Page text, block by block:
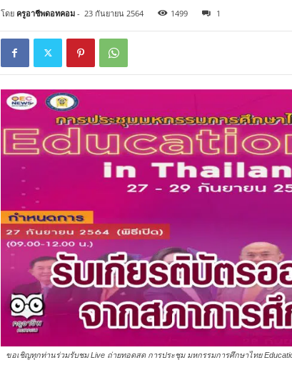
โดย ครูอาชีพดอทคอม- 23 กันยายน 2564 1499 1
ขอเชิญทุกท่านร่วมรับชม Live ถ่ายทอดสด การประชุม มหกรรมการศึกษาไทย